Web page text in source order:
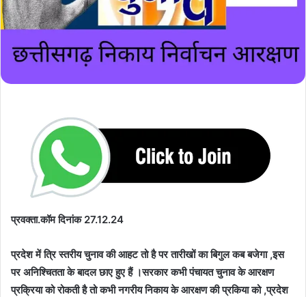
प्रवक्ता.कॉम दिनांक 27.12.24
प्रदेश में त्रि स्तरीय चुनाव की आहट तो है पर तारीखों का बिगुल कब बजेगा ,इस
पर अनिश्चितता के बादल छाए हुए हैं ।सरकार कभी पंचायत चुनाव के आरक्षण
प्रक्रिया को रोकती है तो कभी नगरीय निकाय के आरक्षण की प्रकिया को ,प्रदेश